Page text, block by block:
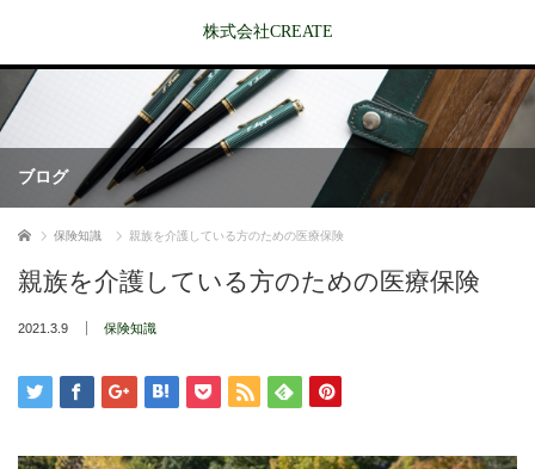
株式会社CREATE
ブログ
ホーム 保険知識 親族を介護している方のための医療保険
親族を介護している方のための医療保険
2021.3.9 保険知識